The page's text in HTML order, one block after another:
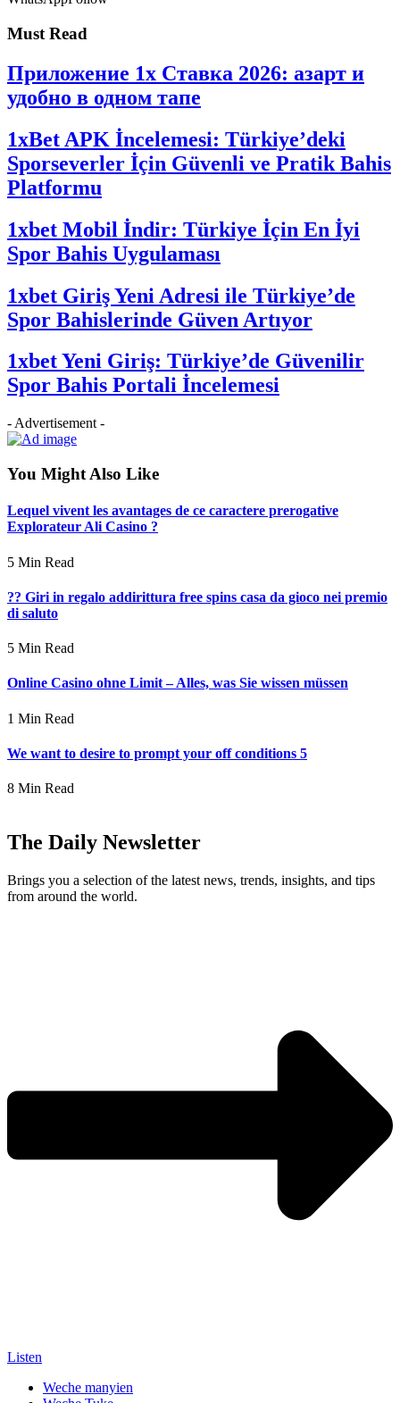
Must Read
Приложение 1x Ставка 2026: азарт и
удобно в одном тапе
1xBet APK İncelemesi: Türkiye’deki
Sporseverler İçin Güvenli ve Pratik Bahis
Platformu
1xbet Mobil İndir: Türkiye İçin En İyi
Spor Bahis Uygulaması
1xbet Giriş Yeni Adresi ile Türkiye’de
Spor Bahislerinde Güven Artıyor
1xbet Yeni Giriş: Türkiye’de Güvenilir
Spor Bahis Portali İncelemesi
- Advertisement -
You Might Also Like
Lequel vivent les avantages de ce caractere prerogative
Explorateur Ali Casino ?
5 Min Read
?? Giri in regalo addirittura free spins casa da gioco nei premio
di saluto
5 Min Read
Online Casino ohne Limit – Alles, was Sie wissen müssen
1 Min Read
We want to desire to prompt your off conditions 5
8 Min Read
The Daily Newsletter
Brings you a selection of the latest news, trends, insights, and tips
from around the world.
Listen
Weche manyien